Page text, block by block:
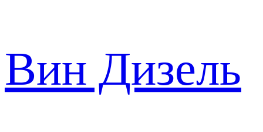
Вин Дизель